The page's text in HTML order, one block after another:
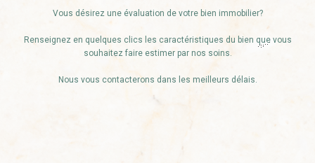
Vous désirez une évaluation de votre bien immobilier?
Renseignez en quelques clics les caractéristiques du bien que vous
souhaitez faire estimer par nos soins.
Nous vous contacterons dans les meilleurs délais.